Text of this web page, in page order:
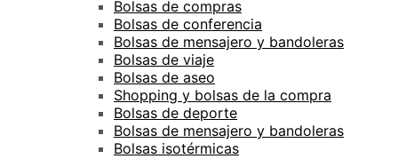
Bolsas de compras
Bolsas de conferencia
Bolsas de mensajero y bandoleras
Bolsas de viaje
Bolsas de aseo
Shopping y bolsas de la compra
Bolsas de deporte
Bolsas de mensajero y bandoleras
Bolsas isotérmicas